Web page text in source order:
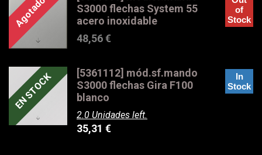
Agotado
S3000 flechas System 55
acero inoxidable
48,56€
of
Stock
EN STOCK
[5361112] mód.sf.mando
S3000 flechas Gira F100
blanco
2.0 Unidades left.
35,31 €
In
Stock